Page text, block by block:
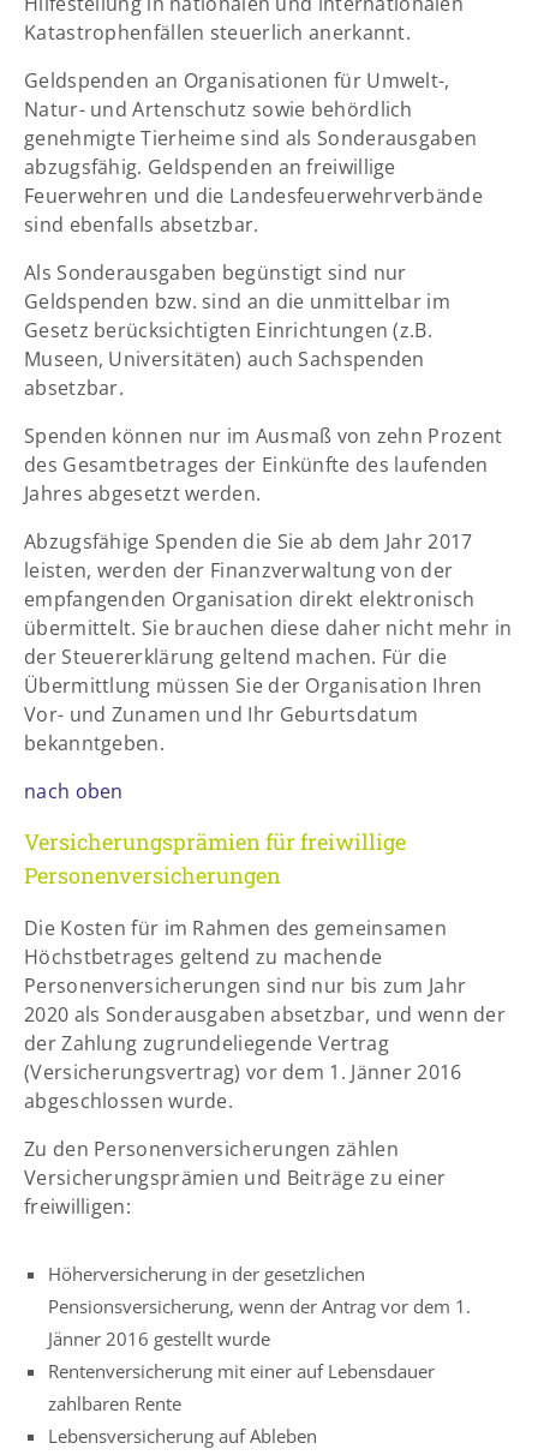
Katastrophenfällen steuerlich anerkannt.
Geldspenden an Organisationen für Umwelt-,
Natur- und Artenschutz sowie behördlich
genehmigte Tierheime sind als Sonderausgaben
abzugsfähig. Geldspenden an freiwillige
Feuerwehren und die Landesfeuerwehrverbände
sind ebenfalls absetzbar.
Als Sonderausgaben begünstigt sind nur
Geldspenden bzw. sind an die unmittelbar im
Gesetz berücksichtigten Einrichtungen (z.B.
Museen, Universitäten) auch Sachspenden
absetzbar.
Spenden können nur im Ausmaß von zehn Prozent
des Gesamtbetrages der Einkünfte des laufenden
Jahres abgesetzt werden.
Abzugsfähige Spenden die Sie ab dem Jahr 2017
leisten, werden der Finanzverwaltung von der
empfangenden Organisation direkt elektronisch
übermittelt. Sie brauchen diese daher nicht mehr in
der Steuererklärung geltend machen. Für die
Übermittlung müssen Sie der Organisation Ihren
Vor- und Zunamen und Ihr Geburtsdatum
bekanntgeben.
nach oben
Versicherungsprämien für freiwillige
Personenversicherungen
Die Kosten für im Rahmen des gemeinsamen
Höchstbetrages geltend zu machende
Personenversicherungen sind nur bis zum Jahr
2020 als Sonderausgaben absetzbar, und wenn der
der Zahlung zugrundeliegende Vertrag
(Versicherungsvertrag) vor dem 1. Jänner 2016
abgeschlossen wurde.
Zu den Personenversicherungen zählen
Versicherungsprämien und Beiträge zu einer
freiwilligen:
Höherversicherung in der gesetzlichen
Pensionsversicherung, wenn der Antrag vor dem 1.
Jänner 2016 gestellt wurde
Rentenversicherung mit einer auf Lebensdauer
zahlbaren Rente
Lebensversicherung auf Ableben